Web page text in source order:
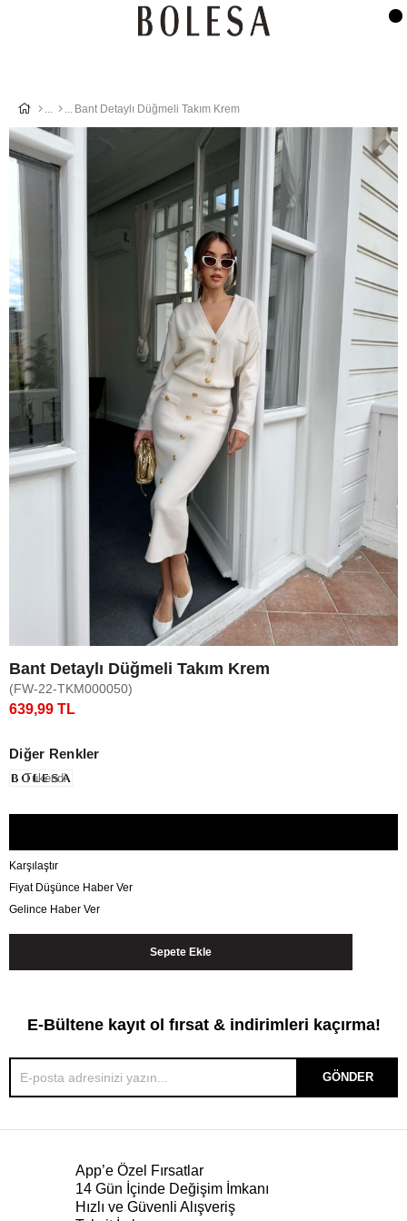
Bant Detaylı Düğmeli Takım Krem
Bant Detaylı Düğmeli Takım Krem
(FW-22-TKM000050)
639,99 TL
Diğer Renkler
Tükendi
Karşılaştır
Fiyat Düşünce Haber Ver
Gelince Haber Ver
E-Bültene kayıt ol fırsat & indirimleri kaçırma!
GÖNDER
App’e Özel Fırsatlar
14 Gün İçinde Değişim İmkanı
Hızlı ve Güvenli Alışveriş